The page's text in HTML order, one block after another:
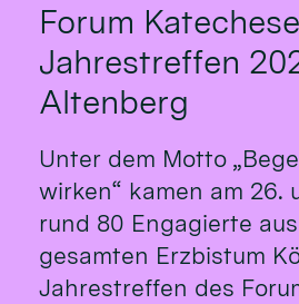
Forum
Jahrestreffen
Altenberg
Unter dem Motto
wirken“ kamen am 26.
rund 80 Engagierte
gesamten Erzbistum
Jahrestreffen des